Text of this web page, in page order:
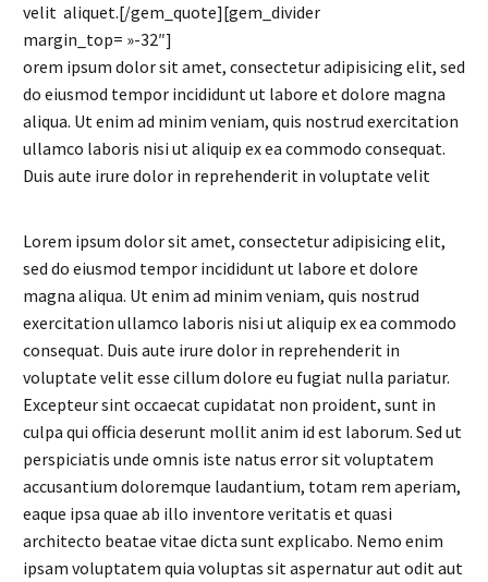
velit aliquet.[/gem_quote][gem_divider
margin_top= »-32″]
orem ipsum dolor sit amet, consectetur adipisicing elit, sed
do eiusmod tempor incididunt ut labore et dolore magna
aliqua. Ut enim ad minim veniam, quis nostrud exercitation
ullamco laboris nisi ut aliquip ex ea commodo consequat.
Duis aute irure dolor in reprehenderit in voluptate velit
Lorem ipsum dolor sit amet, consectetur adipisicing elit,
sed do eiusmod tempor incididunt ut labore et dolore
magna aliqua. Ut enim ad minim veniam, quis nostrud
exercitation ullamco laboris nisi ut aliquip ex ea commodo
consequat. Duis aute irure dolor in reprehenderit in
voluptate velit esse cillum dolore eu fugiat nulla pariatur.
Excepteur sint occaecat cupidatat non proident, sunt in
culpa qui officia deserunt mollit anim id est laborum. Sed ut
perspiciatis unde omnis iste natus error sit voluptatem
accusantium doloremque laudantium, totam rem aperiam,
eaque ipsa quae ab illo inventore veritatis et quasi
architecto beatae vitae dicta sunt explicabo. Nemo enim
ipsam voluptatem quia voluptas sit aspernatur aut odit aut